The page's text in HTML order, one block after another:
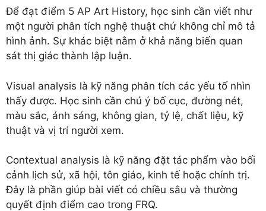
Để đạt điểm 5 AP Art History, học sinh cần viết như
một người phân tích nghệ thuật chứ không chỉ mô tả
hình ảnh. Sự khác biệt nằm ở khả năng biến quan
sát thị giác thành lập luận.
Visual analysis là kỹ năng phân tích các yếu tố nhìn
thấy được. Học sinh cần chú ý bố cục, đường nét,
màu sắc, ánh sáng, không gian, tỷ lệ, chất liệu, kỹ
thuật và vị trí người xem.
Contextual analysis là kỹ năng đặt tác phẩm vào bối
cảnh lịch sử, xã hội, tôn giáo, kinh tế hoặc chính trị.
Đây là phần giúp bài viết có chiều sâu và thường
quyết định điểm cao trong FRQ.